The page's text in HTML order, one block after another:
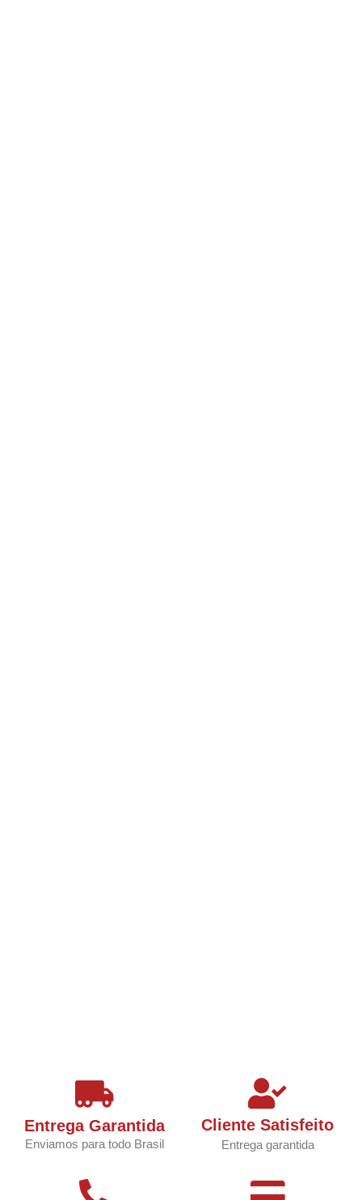
Entrega Garantida
Enviamos para todo Brasil
Cliente Satisfeito
Entrega garantida